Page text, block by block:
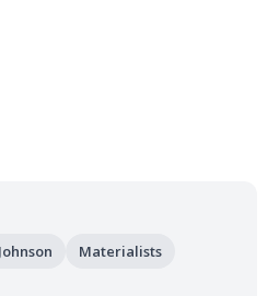
Materialists